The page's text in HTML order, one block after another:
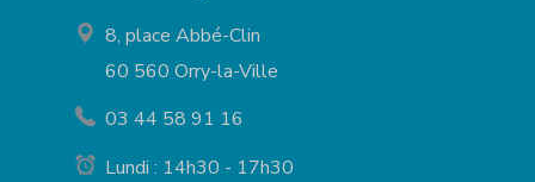
8, place Abbé-Clin
60 560 Orry-la-Ville
03 44 58 91 16
Lundi : 14h30 - 17h30